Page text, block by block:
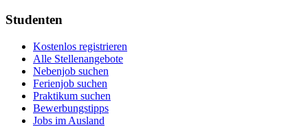
Studenten
Kostenlos registrieren
Alle Stellenangebote
Nebenjob suchen
Ferienjob suchen
Praktikum suchen
Bewerbungstipps
Jobs im Ausland